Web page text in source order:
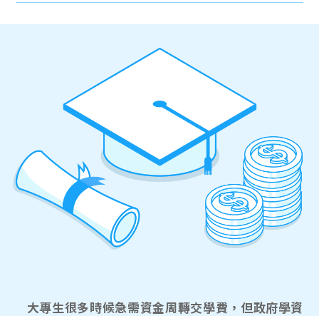
大專生很多時候急需資金周轉交學費，但政府學資